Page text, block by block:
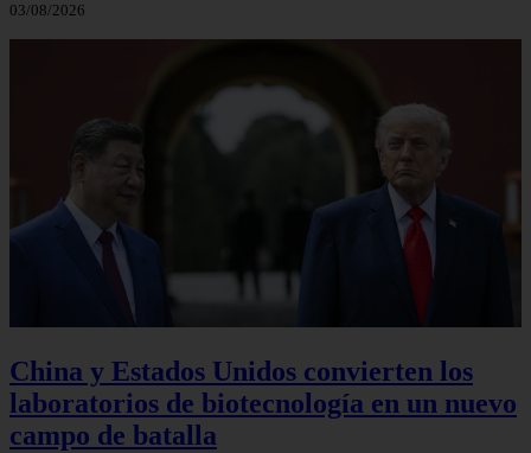
03/08/2026
China y Estados Unidos convierten los
laboratorios de biotecnología en un nuevo
campo de batalla